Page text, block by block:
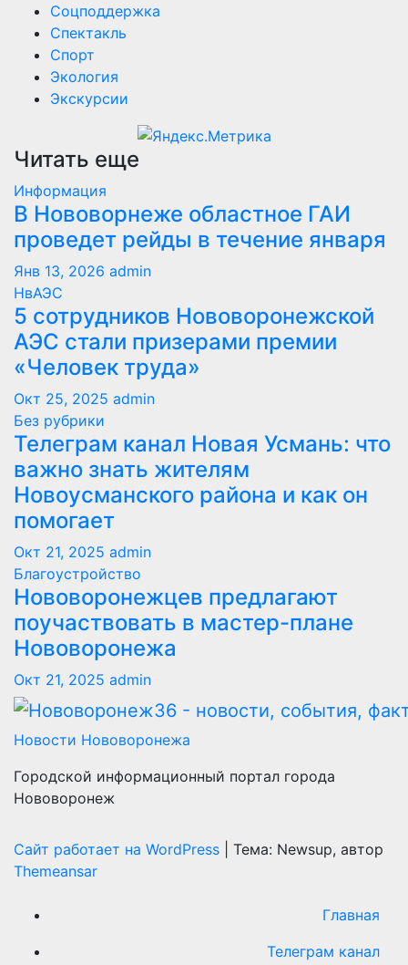
Соцподдержка
Спектакль
Спорт
Экология
Экскурсии
Читать еще
Информация
В Нововорнеже областное ГАИ
проведет рейды в течение января
Янв 13, 2026 admin
НвАЭС
5 сотрудников Нововоронежской
АЭС стали призерами премии
«Человек труда»
Окт 25, 2025 admin
Без рубрики
Телеграм канал Новая Усмань: что
важно знать жителям
Новоусманского района и как он
помогает
Окт 21, 2025 admin
Благоустройство
Нововоронежцев предлагают
поучаствовать в мастер-плане
Нововоронежа
Окт 21, 2025 admin
Новости Нововоронежа
Городской информационный портал города
Нововоронеж
Сайт работает на WordPress
Тема: Newsup, автор
Themeansar
Главная
Телеграм канал